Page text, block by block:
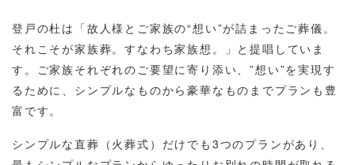
登戸の杜は「故人様とご家族の“想い”が詰まったご葬儀。
それこそが家族葬。すなわち家族想。」と提唱していま
す。ご家族それぞれのご要望に寄り添い、”想い”を実現す
るために、シンプルなものから豪華なものまでプランも豊
富です。
シンプルな直葬（火葬式）だけでも3つのプランがあり、